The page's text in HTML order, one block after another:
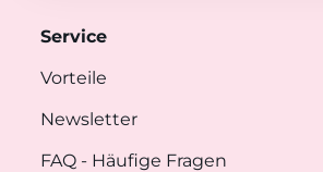
Service
Vorteile
Newsletter
FAQ - Häufige Fragen